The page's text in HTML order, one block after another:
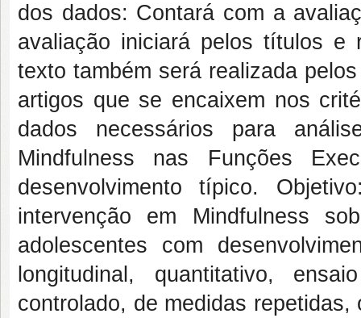
dos dados: Contará com a
avaliação iniciará pelos títulos e
texto também será realizada
artigos que se encaixem nos
dados necessários para
Mindfulness nas Funções
desenvolvimento típico.
intervenção em Mindfulness
adolescentes com
longitudinal, quantitativo,
controlado, de medidas